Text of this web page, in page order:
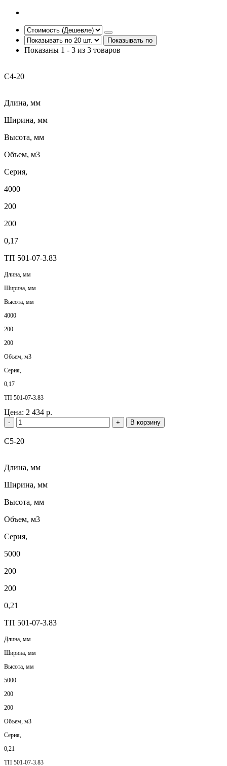
Показывать по
Показаны 1 - 3 из 3 товаров
С4-20
Длина, мм
Ширина, мм
Высота, мм
Объем, м3
Серия,
4000
200
200
0,17
ТП 501-07-3.83
Длина, мм
Ширина, мм
Высота, мм
4000
200
200
Объем, м3
Серия,
0,17
ТП 501-07-3.83
Цена: 2 434 р.
- + В корзину
С5-20
Длина, мм
Ширина, мм
Высота, мм
Объем, м3
Серия,
5000
200
200
0,21
ТП 501-07-3.83
Длина, мм
Ширина, мм
Высота, мм
5000
200
200
Объем, м3
Серия,
0,21
ТП 501-07-3.83